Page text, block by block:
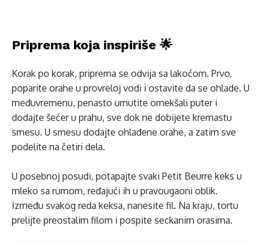
Priprema koja inspiriše 🌟
Korak po korak, priprema se odvija sa lakoćom. Prvo,
poparite orahe u provreloj vodi i ostavite da se ohlade. U
međuvremenu, penasto umutite omekšali puter i
dodajte šećer u prahu, sve dok ne dobijete kremastu
smesu. U smesu dodajte ohlađene orahe, a zatim sve
podelite na četiri dela.
U posebnoj posudi, potapajte svaki Petit Beurre keks u
mleko sa rumom, ređajući ih u pravougaoni oblik.
Između svakog reda keksa, nanesite fil. Na kraju, tortu
prelijte preostalim filom i pospite seckanim orasima.